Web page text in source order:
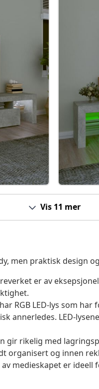
Vis 11 mer
men praktisk design
er av
RGB LED-lys som
annerledes. LED-
gir rikelig med
organisert og innen
medieskapet er ideell